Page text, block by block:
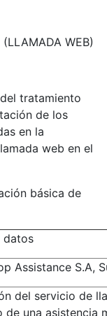
(LLAMADA WEB)
tratamiento
de los
en la
web en el
básica de
datos
Assistance S.A,
del servicio de
de una asistencia